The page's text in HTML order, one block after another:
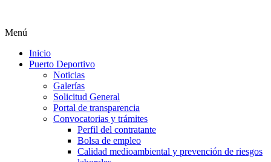
Menú
Inicio
Puerto Deportivo
Noticias
Galerías
Solicitud General
Portal de transparencia
Convocatorias y trámites
Perfil del contratante
Bolsa de empleo
Calidad medioambiental y prevención de riesgos